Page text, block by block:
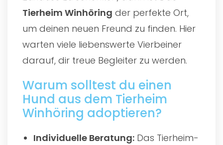
Tierheim Winhöring der perfekte Ort,
um deinen neuen Freund zu finden. Hier
warten viele liebenswerte Vierbeiner
darauf, dir treue Begleiter zu werden.
Warum solltest du einen
Hund aus dem Tierheim
Winhöring adoptieren?
Individuelle Beratung: Das Tierheim-